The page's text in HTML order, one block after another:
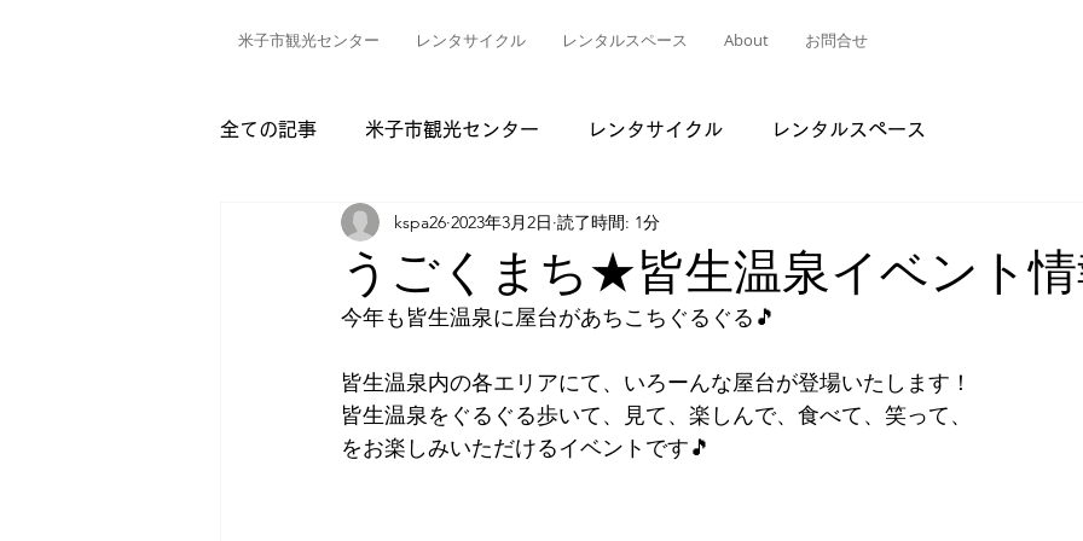
米子市観光センター レンタサイクル レンタルスペース About お問合せ
全ての記事 米子市観光センター レンタサイクル レンタルスペース
うごくまち★皆生温泉イベント
kspa26 2023年3月2日 読了時間: 1分
今年も皆生温泉に屋台があちこちぐるぐる🎵
皆生温泉内の各エリアにて、いろーんな屋台が登場いたします！
皆生温泉をぐるぐる歩いて、見て、楽しんで、食べて、笑って、
をお楽しみいただけるイベントです🎵